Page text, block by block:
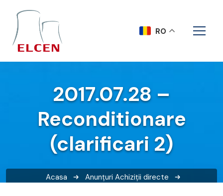
2017.07.28 –
Reconditionare
(clarificari 2)
Acasa Anunțuri Achiziții directe
RO